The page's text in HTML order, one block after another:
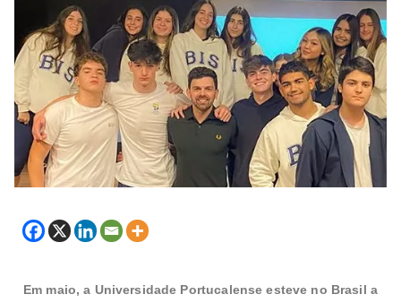
Em maio, a Universidade Portucalense esteve no Brasil a